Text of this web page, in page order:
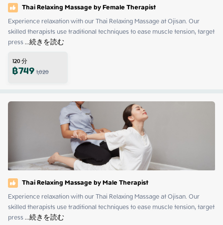
Thai Relaxing Massage by Female Therapist
Experience relaxation with our Thai Relaxing Massage at Ojisan. Our
skilled therapists use traditional techniques to ease muscle tension, target
press ...続きを読む
120分
฿7491,020
Thai Relaxing Massage by Male Therapist
Experience relaxation with our Thai Relaxing Massage at Ojisan. Our
skilled therapists use traditional techniques to ease muscle tension, target
press ...続きを読む